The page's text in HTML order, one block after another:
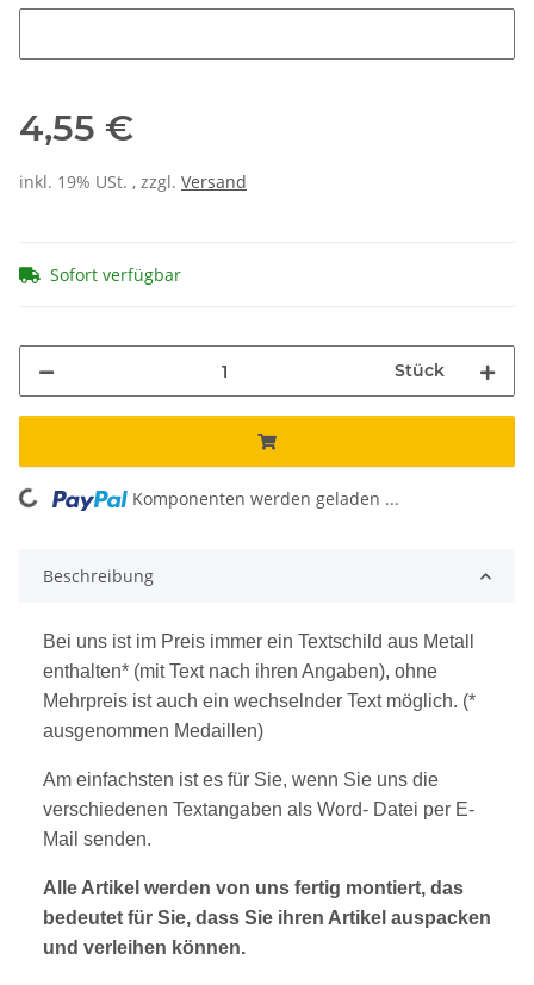
4,55 €
inkl. 19% USt. , zzgl. Versand
Sofort verfügbar
Stück
Loading... Komponenten werden geladen ...
Beschreibung
Bei uns ist im Preis immer ein Textschild aus Metall
enthalten* (mit Text nach ihren Angaben), ohne
Mehrpreis ist auch ein wechselnder Text möglich. (*
ausgenommen Medaillen)
Am einfachsten ist es für Sie, wenn Sie uns die
verschiedenen Textangaben als Word- Datei per E-
Mail senden.
Alle Artikel werden von uns fertig montiert, das
bedeutet für Sie, dass Sie ihren Artikel auspacken
und verleihen können.